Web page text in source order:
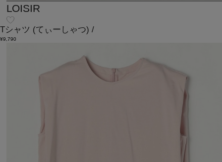
LOISIR
Tシャツ (てぃーしゃつ) /
¥9,790